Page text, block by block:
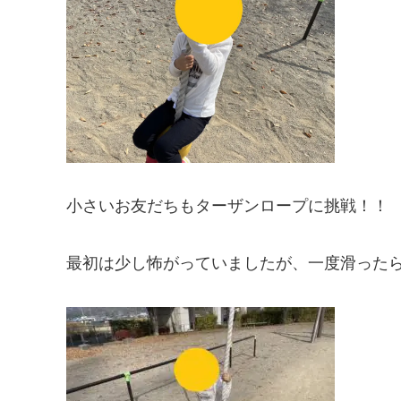
小さいお友だちもターザンロープに挑戦！！
最初は少し怖がっていましたが、一度滑った